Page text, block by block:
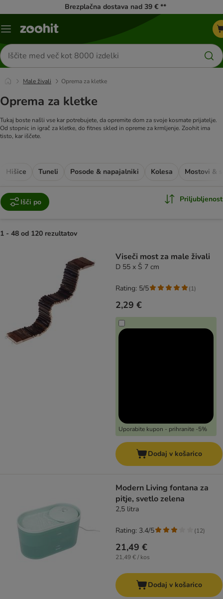
Brezplačna dostava nad 39 € **
Meni
Iskanje
izdelkov
Male živali Oprema za kletke
Oprema za kletke
Tukaj boste našli vse kar potrebujete, da opremite dom za svoje kosmate prijatelje.
Od stopnic in igrač za kletke, do fitnes skled in opreme za krmljenje. Zoohit ima
tisto, kar iščete.
Hišice Tuneli Posode & napajalniki Kolesa Mostovi &
Išči po Priljubljenost
1 - 48 od 120 rezultatov
Viseči most za male živali
D 55 x Š 7 cm
2,29 €
Uporabite kupon - prihranite -5%
Rating: 5/5 (1)
Dodaj v košarico
Modern Living fontana za
pitje, svetlo zelena
2,5 litra
21,49 €
21,49 € / kos
Rating: 3.4/5 (12)
Dodaj v košarico